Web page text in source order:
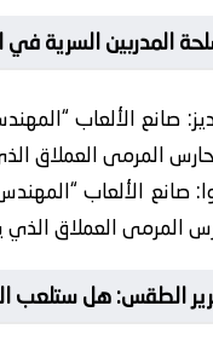
المدربين السرية في
صانع الألعاب
المرمى العملاق
صانع الألعاب
المرمى العملاق الذي
الطقس: هل ستلعب